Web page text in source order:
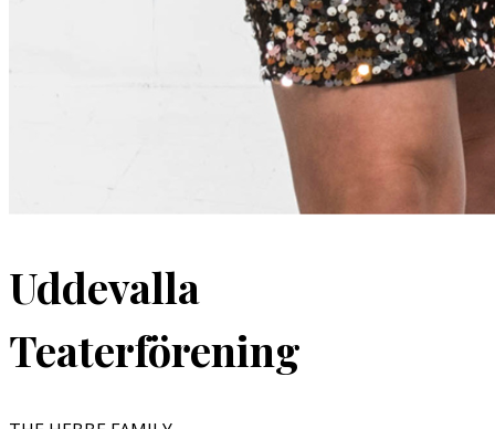
Uddevalla
Teaterförening